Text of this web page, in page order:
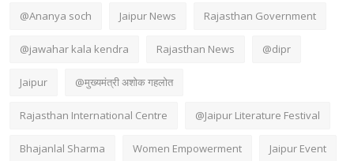
@Ananya soch Jaipur News Rajasthan Government
@jawahar kala kendra Rajasthan News @dipr
Jaipur @मुख्यमंत्री अशोक गहलोत
Rajasthan International Centre @Jaipur Literature Festival
Bhajanlal Sharma Women Empowerment Jaipur Event